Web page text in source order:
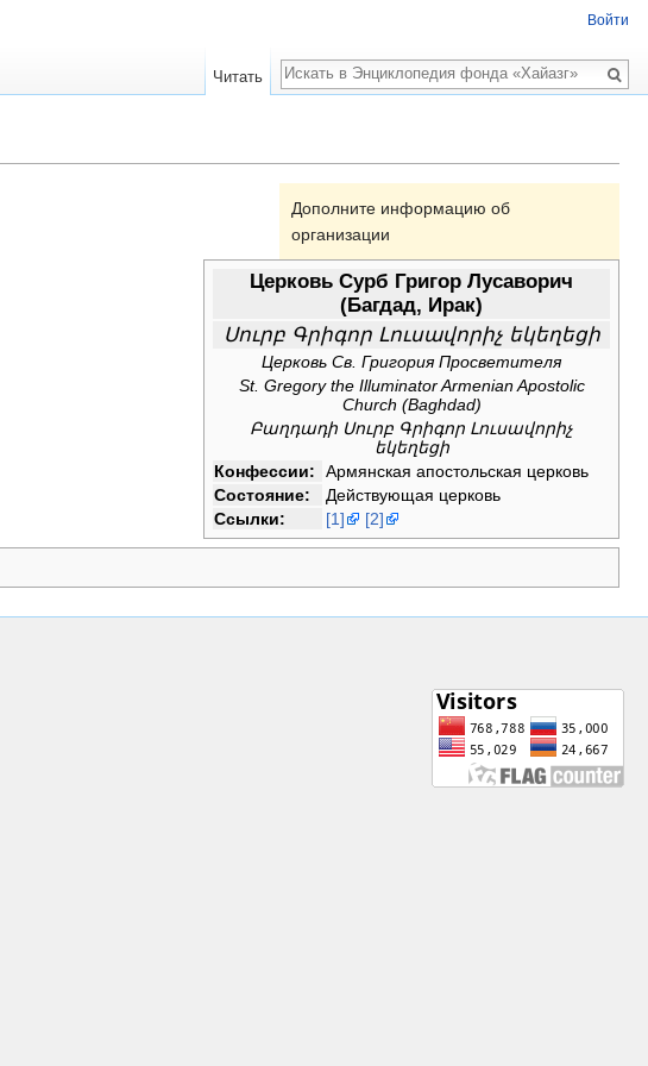
Дополните информацию об
организации
Церковь Сурб Григор Лусаворич
(Багдад, Ирак)
Սուրբ Գրիգոր Լուսավորիչ եկեղեցի
Церковь Св. Григория Просветителя
St. Gregory the Illuminator Armenian Apostolic
Church (Baghdad)
Բաղդադի Սուրբ Գրիգոր Լուսավորիչ
եկեղեցի
Конфессии:
Армянская апостольская церковь
Состояние:
Действующая церковь
Ссылки:
[1] [2]
Войти
Читать
Поиск